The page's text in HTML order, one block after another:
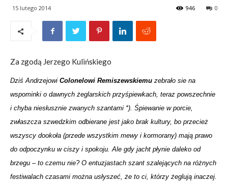
15 lutego 2014 0
946
Za zgodą Jerzego Kulińskiego
Dziś Andrzejowi Colonelowi Remiszewskiemu zebrało sie na
wspominki o dawnych żeglarskich przyśpiewkach, teraz powszechnie
i chyba niesłusznie zwanych szantami *). Śpiewanie w porcie,
zwłaszcza szwedzkim odbierane jest jako brak kultury, bo przecież
wszyscy dookoła (przede wszystkim mewy i kormorany) mają prawo
do odpoczynku w ciszy i spokoju. Ale gdy jacht płynie daleko od
brzegu – to czemu nie? O entuzjastach szant szalejących na różnych
festiwalach czasami można usłyszeć, że to ci, którzy żeglują inaczej.